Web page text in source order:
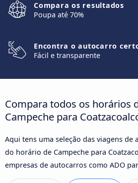
Compara os resultados
Poupa até 70%
Encontra o autocarro
Fácil e transparente
Compara todos os horários
Campeche para
Aqui tens uma seleção das viagens de
do horário de Campeche para
empresas de autocarros como ADO